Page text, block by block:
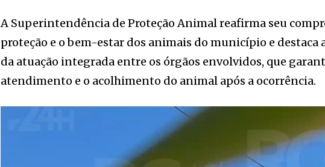
A Superintendência de Proteção Animal reafirma seu
proteção e o bem-estar dos animais do município e destaca
da atuação integrada entre os órgãos envolvidos, que
atendimento e o acolhimento do animal após a ocorrência.